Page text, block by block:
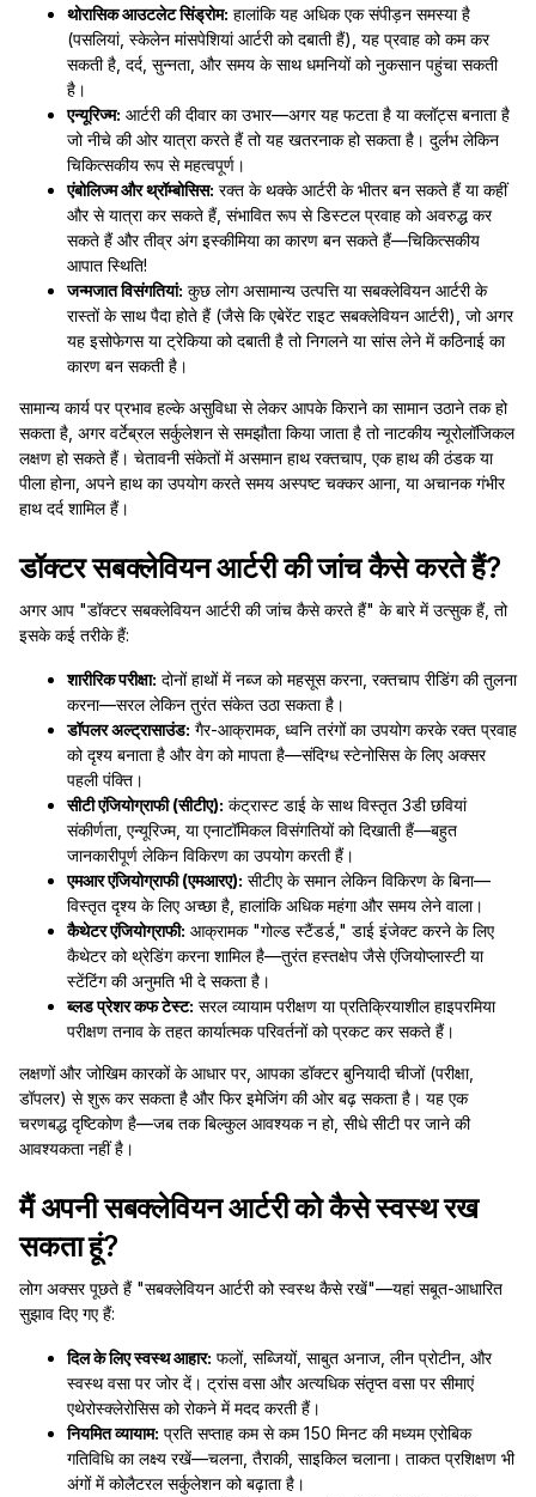
थोरासिक आउटलेट सिंड्रोम: हालांकि यह अधिक एक संपीड़न समस्या है
(पसलियां, स्केलेन मांसपेशियां आर्टरी को दबाती हैं), यह प्रवाह को कम कर
सकती है, दर्द, सुन्नता, और समय के साथ धमनियों को नुकसान पहुंचा सकती
है।
एन्यूरिज्म: आर्टरी की दीवार का उभार—अगर यह फटता है या क्लॉट्स बनाता है
जो नीचे की ओर यात्रा करते हैं तो यह खतरनाक हो सकता है। दुर्लभ लेकिन
चिकित्सकीय रूप से महत्वपूर्ण।
एंबोलिज्म और थ्रॉम्बोसिस: रक्त के थक्के आर्टरी के भीतर बन सकते हैं या कहीं
और से यात्रा कर सकते हैं, संभावित रूप से डिस्टल प्रवाह को अवरुद्ध कर
सकते हैं और तीव्र अंग इस्कीमिया का कारण बन सकते हैं—चिकित्सकीय
आपात स्थिति!
जन्मजात विसंगतियां: कुछ लोग असामान्य उत्पत्ति या सबक्लेवियन आर्टरी के
रास्तों के साथ पैदा होते हैं (जैसे कि एबेरेंट राइट सबक्लेवियन आर्टरी), जो अगर
यह इसोफेगस या ट्रेकिया को दबाती है तो निगलने या सांस लेने में कठिनाई का
कारण बन सकती है।
सामान्य कार्य पर प्रभाव हल्के असुविधा से लेकर आपके किराने का सामान उठाने तक हो
सकता है, अगर वर्टेब्रल सर्कुलेशन से समझौता किया जाता है तो नाटकीय न्यूरोलॉजिकल
लक्षण हो सकते हैं। चेतावनी संकेतों में असमान हाथ रक्तचाप, एक हाथ की ठंडक या
पीला होना, अपने हाथ का उपयोग करते समय अस्पष्ट चक्कर आना, या अचानक गंभीर
हाथ दर्द शामिल हैं।
डॉक्टर सबक्लेवियन आर्टरी की जांच कैसे करते हैं?
अगर आप "डॉक्टर सबक्लेवियन आर्टरी की जांच कैसे करते हैं" के बारे में उत्सुक हैं, तो
इसके कई तरीके हैं:
शारीरिक परीक्षा: दोनों हाथों में नब्ज को महसूस करना, रक्तचाप रीडिंग की तुलना
करना—सरल लेकिन तुरंत संकेत उठा सकता है।
डॉपलर अल्ट्रासाउंड: गैर-आक्रामक, ध्वनि तरंगों का उपयोग करके रक्त प्रवाह
को दृश्य बनाता है और वेग को मापता है—संदिग्ध स्टेनोसिस के लिए अक्सर
पहली पंक्ति।
सीटी एंजियोग्राफी (सीटीए): कंट्रास्ट डाई के साथ विस्तृत 3डी छवियां
संकीर्णता, एन्यूरिज्म, या एनाटॉमिकल विसंगतियों को दिखाती हैं—बहुत
जानकारीपूर्ण लेकिन विकिरण का उपयोग करती हैं।
एमआर एंजियोग्राफी (एमआरए): सीटीए के समान लेकिन विकिरण के बिना—
विस्तृत दृश्य के लिए अच्छा है, हालांकि अधिक महंगा और समय लेने वाला।
कैथेटर एंजियोग्राफी: आक्रामक "गोल्ड स्टैंडर्ड," डाई इंजेक्ट करने के लिए
कैथेटर को थ्रेडिंग करना शामिल है—तुरंत हस्तक्षेप जैसे एंजियोप्लास्टी या
स्टेंटिंग की अनुमति भी दे सकता है।
ब्लड प्रेशर कफ टेस्ट: सरल व्यायाम परीक्षण या प्रतिक्रियाशील हाइपरमिया
परीक्षण तनाव के तहत कार्यात्मक परिवर्तनों को प्रकट कर सकते हैं।
लक्षणों और जोखिम कारकों के आधार पर, आपका डॉक्टर बुनियादी चीजों (परीक्षा,
डॉपलर) से शुरू कर सकता है और फिर इमेजिंग की ओर बढ़ सकता है। यह एक
चरणबद्ध दृष्टिकोण है—जब तक बिल्कुल आवश्यक न हो, सीधे सीटी पर जाने की
आवश्यकता नहीं है।
मैं अपनी सबक्लेवियन आर्टरी को कैसे स्वस्थ रख
सकता हूं?
लोग अक्सर पूछते हैं "सबक्लेवियन आर्टरी को स्वस्थ कैसे रखें"—यहां सबूत-आधारित
सुझाव दिए गए हैं:
दिल के लिए स्वस्थ आहार: फलों, सब्जियों, साबुत अनाज, लीन प्रोटीन, और
स्वस्थ वसा पर जोर दें। ट्रांस वसा और अत्यधिक संतृप्त वसा पर सीमाएं
एथेरोस्क्लेरोसिस को रोकने में मदद करती हैं।
नियमित व्यायाम: प्रति सप्ताह कम से कम 150 मिनट की मध्यम एरोबिक
गतिविधि का लक्ष्य रखें—चलना, तैराकी, साइकिल चलाना। ताकत प्रशिक्षण भी
अंगों में कोलैटरल सर्कुलेशन को बढ़ाता है।